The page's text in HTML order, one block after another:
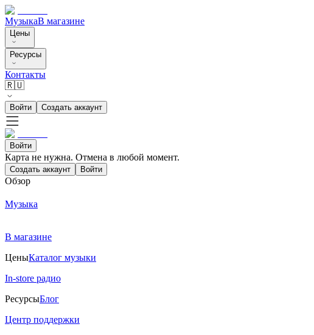
МузыкаВ магазине
Цены
Ресурсы
Контакты
🇷🇺
Войти Создать аккаунт
Войти
Карта не нужна. Отмена в любой момент.
Создать аккаунт Войти
Обзор
Музыка
В магазине
ЦеныКаталог музыки
In-store радио
РесурсыБлог
Центр поддержки